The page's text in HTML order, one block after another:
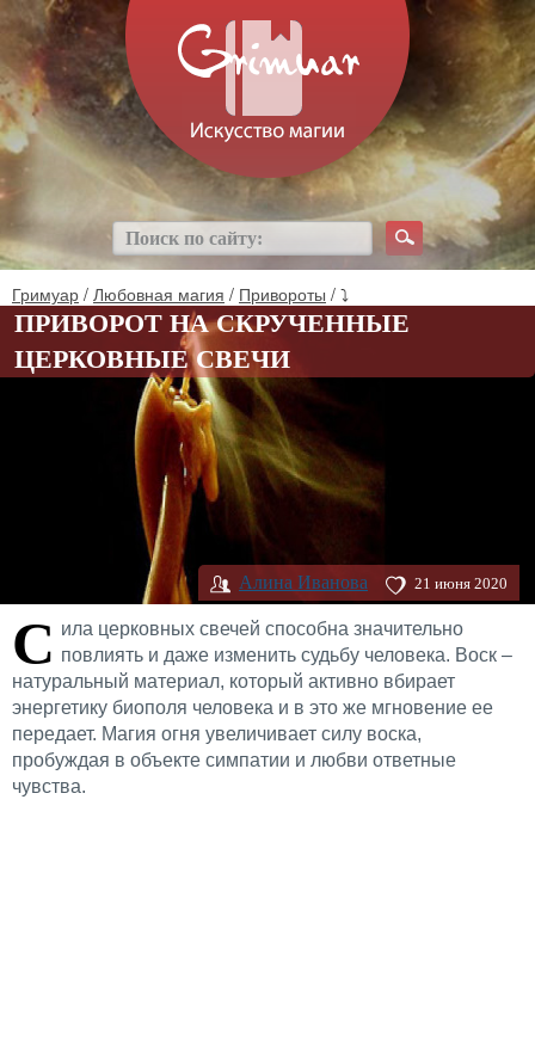
Гримуар / Любовная магия / Привороты / ⤵
ПРИВОРОТ НА СКРУЧЕННЫЕ
ЦЕРКОВНЫЕ СВЕЧИ
Алина Иванова 21 июня 2020
С ила церковных свечей способна значительно
повлиять и даже изменить судьбу человека. Воск –
натуральный материал, который активно вбирает
энергетику биополя человека и в это же мгновение ее
передает. Магия огня увеличивает силу воска,
пробуждая в объекте симпатии и любви ответные
чувства.